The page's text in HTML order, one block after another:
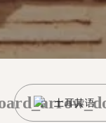
土耳其语